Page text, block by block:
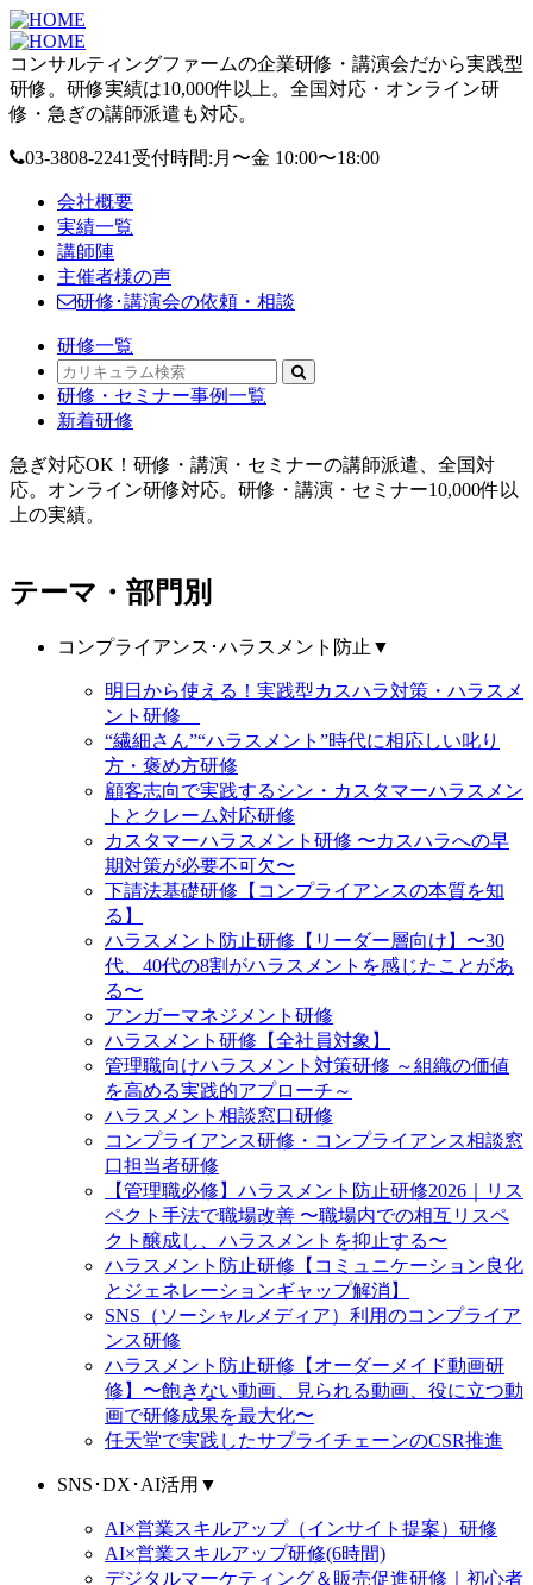
コンサルティングファームの企業研修・講演会だから実践型
研修。研修実績は10,000件以上。全国対応・オンライン研
修・急ぎの講師派遣も対応。
03-3808-2241 受付時間:月〜金 10:00〜18:00
会社概要
実績一覧
講師陣
主催者様の声
研修･講演会の依頼・相談
研修一覧
研修・セミナー事例一覧
新着研修
急ぎ対応OK！研修・講演・セミナーの講師派遣、全国対
応。オンライン研修対応。研修・講演・セミナー10,000件以
上の実績。
テーマ・部門別
コンプライアンス･ハラスメント防止 ▼
明日から使える！実践型カスハラ対策・ハラスメ
ント研修
“繊細さん”“ハラスメント”時代に相応しい叱り
方・褒め方研修
顧客志向で実践するシン・カスタマーハラスメン
トとクレーム対応研修
カスタマーハラスメント研修 〜カスハラへの早
期対策が必要不可欠〜
下請法基礎研修【コンプライアンスの本質を知
る】
ハラスメント防止研修【リーダー層向け】〜30
代、40代の8割がハラスメントを感じたことがあ
る〜
アンガーマネジメント研修
ハラスメント研修【全社員対象】
管理職向けハラスメント対策研修 ～組織の価値
を高める実践的アプローチ～
ハラスメント相談窓口研修
コンプライアンス研修・コンプライアンス相談窓
口担当者研修
【管理職必修】ハラスメント防止研修2026｜リス
ペクト手法で職場改善 〜職場内での相互リスペ
クト醸成し、ハラスメントを抑止する〜
ハラスメント防止研修【コミュニケーション良化
とジェネレーションギャップ解消】
SNS（ソーシャルメディア）利用のコンプライア
ンス研修
ハラスメント防止研修【オーダーメイド動画研
修】〜飽きない動画、見られる動画、役に立つ動
画で研修成果を最大化〜
任天堂で実践したサプライチェーンのCSR推進
SNS･DX･AI活用 ▼
AI×営業スキルアップ（インサイト提案）研修
AI×営業スキルアップ研修(6時間)
デジタルマーケティング＆販売促進研修｜初心者